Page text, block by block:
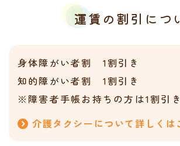
運賃の割引につ
身体障がい者割 1割引き
知的障がい者割 1割引き
※障害者手帳お持ちの方は1割引き
介護タクシーについて 詳しくは